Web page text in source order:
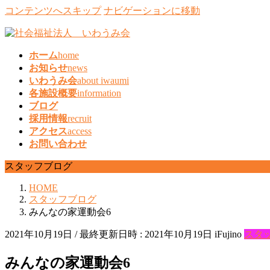
コンテンツへスキップ ナビゲーションに移動
ホームhome
お知らせnews
いわうみ会about iwaumi
各施設概要information
ブログ
採用情報recruit
アクセスaccess
お問い合わせ
スタッフブログ
HOME
スタッフブログ
みんなの家運動会6
2021年10月19日 / 最終更新日時 : 2021年10月19日 iFujino スタ
みんなの家運動会6